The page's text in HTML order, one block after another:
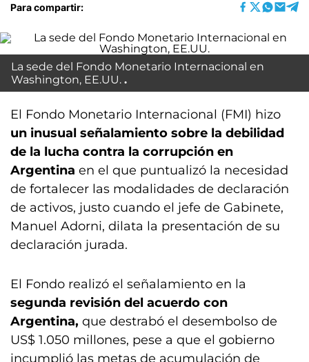
Para compartir:
La sede del Fondo Monetario Internacional en
Washington, EE.UU.
El Fondo Monetario Internacional (FMI) hizo
un inusual señalamiento sobre la debilidad
de la lucha contra la corrupción en
Argentina en el que puntualizó la necesidad
de fortalecer las modalidades de declaración
de activos, justo cuando el jefe de Gabinete,
Manuel Adorni, dilata la presentación de su
declaración jurada.
El Fondo realizó el señalamiento en la
segunda revisión del acuerdo con
Argentina, que destrabó el desembolso de
US$ 1.050 millones, pese a que el gobierno
incumplió las metas de acumulación de